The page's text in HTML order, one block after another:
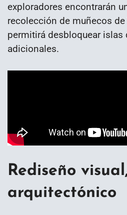
exploradores encontrarán
recolección de muñecos de
permitirá desbloquear
adicionales.
Rediseño
arquitectónico